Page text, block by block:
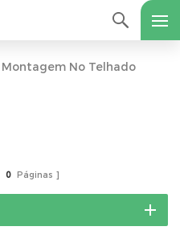
Montagem No Telhado
0 Páginas